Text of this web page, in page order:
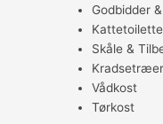
Godbidder
Skåle &
Vådkost
Tørkost